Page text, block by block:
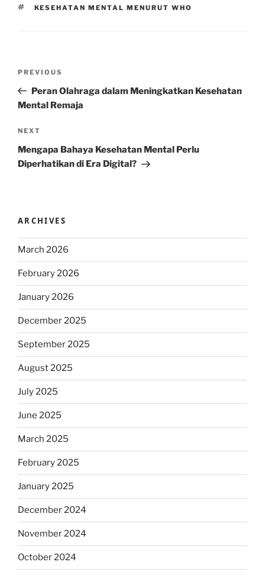
TAGS
KESEHATAN MENTAL MENURUT WHO
Previous
Post
PREVIOUS
Peran Olahraga dalam Meningkatkan Kesehatan
Mental Remaja
Next
Post
NEXT
Mengapa Bahaya Kesehatan Mental Perlu
Diperhatikan di Era Digital?
ARCHIVES
March 2026
February 2026
January 2026
December 2025
September 2025
August 2025
July 2025
June 2025
March 2025
February 2025
January 2025
December 2024
November 2024
October 2024